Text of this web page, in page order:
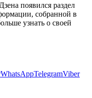
появился раздел
собранной в
узнать о своей
WhatsAppTelegramViber